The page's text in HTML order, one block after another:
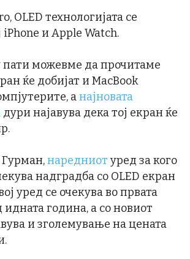
OLED технологијата се
iPhone и Apple Watch.
пати можевме да прочитаме
ќе добијат и MacBook
анајновата
дури најавува дека тој екран ќе
наредниот уред за кого
надградба со OLED екран
уред се очекува во првата
година, а со новиот
и зголемување на цената